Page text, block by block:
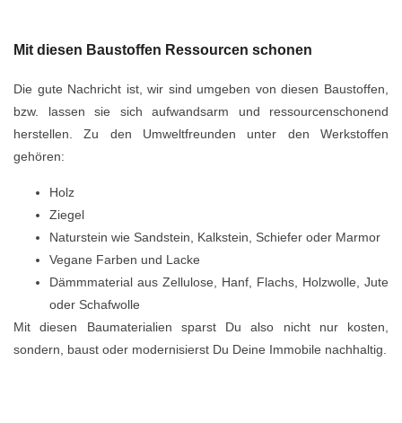
Mit diesen Baustoffen Ressourcen schonen
Die gute Nachricht ist, wir sind umgeben von diesen Baustoffen,
bzw. lassen sie sich aufwandsarm und ressourcenschonend
herstellen. Zu den Umweltfreunden unter den Werkstoffen
gehören:
Holz
Ziegel
Naturstein wie Sandstein, Kalkstein, Schiefer oder Marmor
Vegane Farben und Lacke
Dämmmaterial aus Zellulose, Hanf, Flachs, Holzwolle, Jute
oder Schafwolle
Mit diesen Baumaterialien sparst Du also nicht nur kosten,
sondern, baust oder modernisierst Du Deine Immobile nachhaltig.